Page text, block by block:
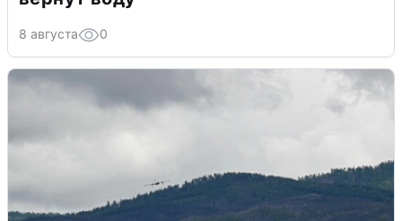
8 августа 0